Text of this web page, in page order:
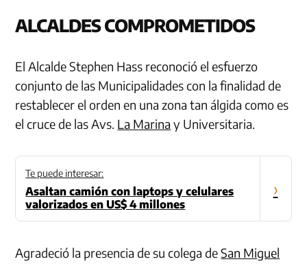
ALCALDES COMPROMETIDOS
El Alcalde Stephen Hass reconoció el esfuerzo
conjunto de las Municipalidades con la finalidad de
restablecer el orden en una zona tan álgida como es
el cruce de las Avs. La Marina y Universitaria.
Te puede interesar:
Asaltan camión con laptops y celulares
valorizados en US$ 4 millones
›
Agradeció la presencia de su colega deSan Miguel